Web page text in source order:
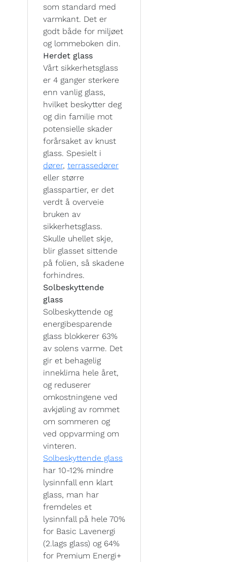
som standard med
varmkant. Det er
godt både for miljøet
og lommeboken din.
Herdet glass
Vårt sikkerhetsglass
er 4 ganger sterkere
enn vanlig glass,
hvilket beskytter deg
og din familie mot
potensielle skader
forårsaket av knust
glass. Spesielt i
dører, terrassedører
eller større
glasspartier, er det
verdt å overveie
bruken av
sikkerhetsglass.
Skulle uhellet skje,
blir glasset sittende
på folien, så skadene
forhindres.
Solbeskyttende
glass
Solbeskyttende og
energibesparende
glass blokkerer 63%
av solens varme. Det
gir et behagelig
inneklima hele året,
og reduserer
omkostningene ved
avkjøling av rommet
om sommeren og
ved oppvarming om
vinteren.
Solbeskyttende glass
har 10-12% mindre
lysinnfall enn klart
glass, man har
fremdeles et
lysinnfall på hele 70%
for Basic Lavenergi
(2.lags glass) og 64%
for Premium Energi+